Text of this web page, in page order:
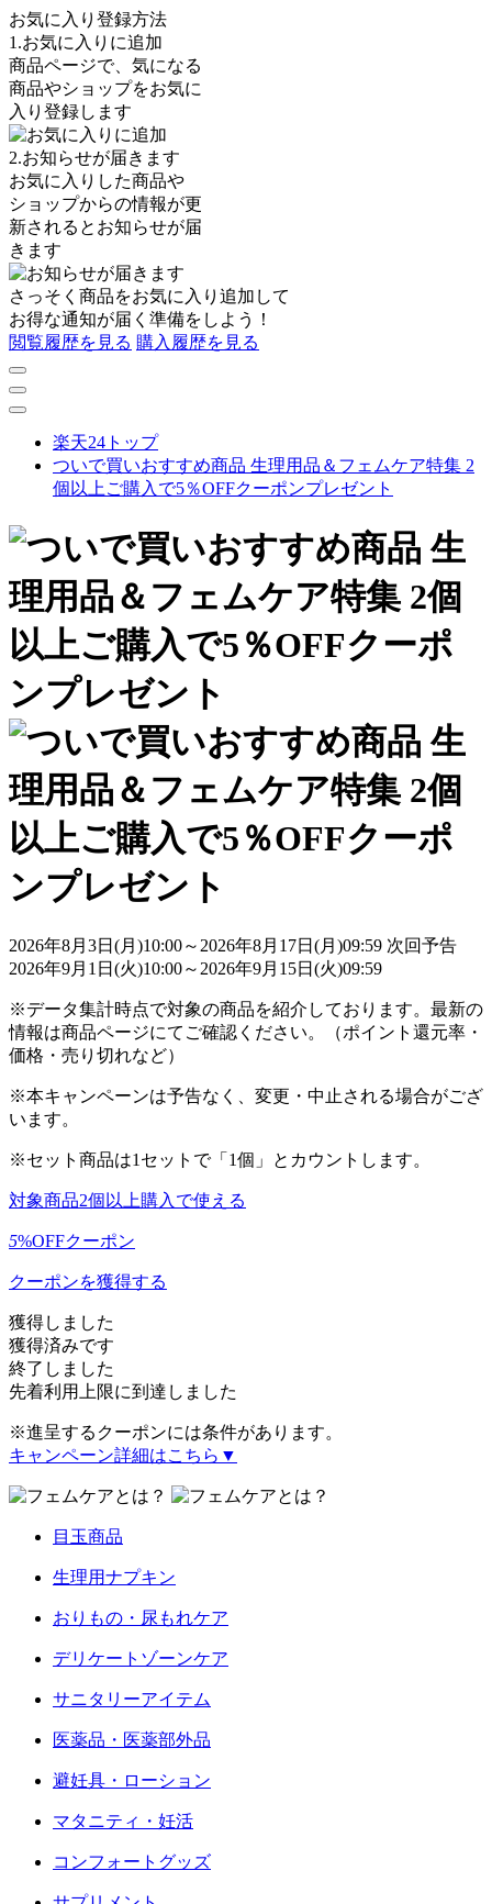
お気に入り登録方法
1.お気に入りに追加
商品ページで、気になる
商品やショップをお気に
入り登録します
2.お知らせが届きます
お気に入りした商品や
ショップからの情報が更
新されるとお知らせが届
きます
さっそく商品をお気に入り追加 して
お得な通知が届く準備をしよう！
閲覧履歴を見る 購入履歴を見る
楽天24トップ
ついで買いおすすめ商品 生理用品＆フェムケア特集 2
個以上ご購入で5％OFFクーポンプレゼント
2026年8月3日(月)10:00～2026年8月17日(月)09:59 次回予告
2026年9月1日(火)10:00～2026年9月15日(火)09:59
※データ集計時点で対象の商品を紹介しております。最新の
情報は商品ページにてご確認ください。（ポイント還元率・
価格・売り切れなど）
※本キャンペーンは予告なく、変更・中止される場合がござ
います。
※セット商品は1セットで「1個」とカウントします。
対象商品2個以上購入で使える
5%OFFクーポン
クーポンを獲得する
獲得しました
獲得済みです
終了しました
先着利用上限に到達しました
※進呈するクーポンには条件があります。
キャンペーン詳細はこちら▼
目玉商品
生理用ナプキン
おりもの・尿もれケア
デリケートゾーンケア
サニタリーアイテム
医薬品・医薬部外品
避妊具・ローション
マタニティ・妊活
コンフォートグッズ